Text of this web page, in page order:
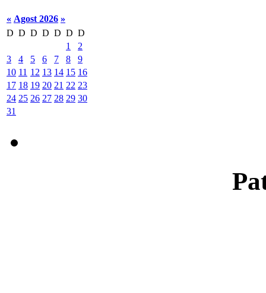
« Agost 2026 »
D D D D D D D
1
2
3
4 5 6 7 8
9
10 11 12 13 14 15 16
17 18 19 20 21 22 23
24 25 26 27 28 29 30
31